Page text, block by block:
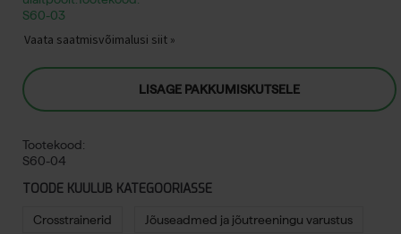
Vaata saatmisvõimalusi siit »
LISAGE PAKKUMISKUTSELE
Tootekood:
S60-04
TOODE KUULUB KATEGOORIASSE
Crosstrainerid Jõuseadmed ja jõutreeningu varustus